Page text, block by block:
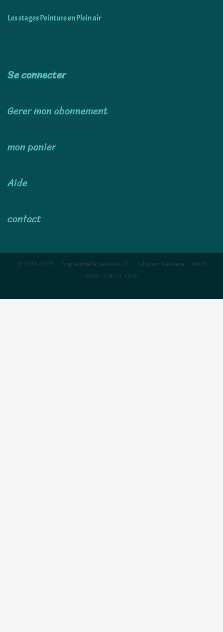
Les stages Peinture en Plein air
Se connecter
Gerer mon abonnement
mon panier
Aide
contact
@ 2016-2024 – Apprendre la peinture .fr – Editions Almeisan TOUS
DROITS RESERVES